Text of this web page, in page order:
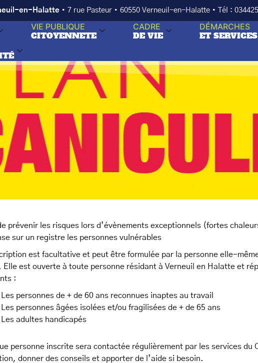
en-Halatte • 7 rue Pasteur • 60550 Verneuil-en-Halatte • Tél :
VIE PUBLIQUE
CITOYENNETE
CADRE
DE VIE
DÉMARCHES
ET SERVICES
prévenir les risques lors d’évènements exceptionnels (fortes
sur un registre les personnes vulnérables
est facultative et peut être formulée par la personne elle-
Elle est ouverte à toute personne résidant à Verneuil en Halatte et
:
Les personnes de + de 60 ans reconnues inaptes au travail
Les personnes âgées isolées et/ou fragilisées de + de 65 ans
Les adultes handicapés
personne inscrite sera contactée régulièrement par les services du
donner des conseils et apporter de l’aide si besoin.